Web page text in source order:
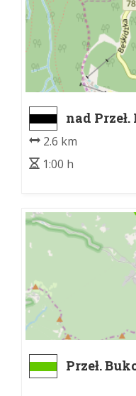
nad
2.6 km
1:00 h
Przeł.